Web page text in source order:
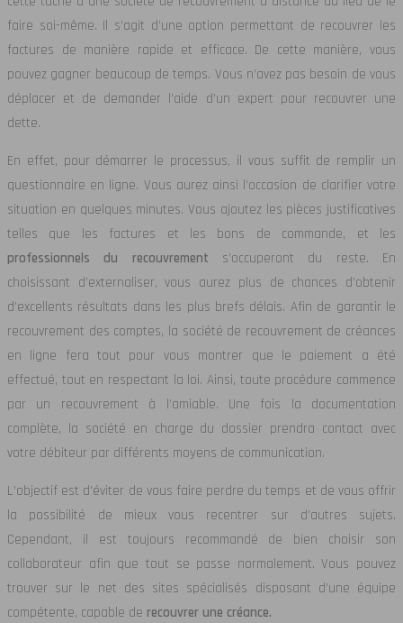
faire soi-même. Il s’agit d’une option permettant de recouvrer les
factures de manière rapide et efficace. De cette manière, vous
pouvez gagner beaucoup de temps. Vous n’avez pas besoin de vous
déplacer et de demander l’aide d’un expert pour recouvrer une
dette.
En effet, pour démarrer le processus, il vous suffit de remplir un
questionnaire en ligne. Vous aurez ainsi l’occasion de clarifier votre
situation en quelques minutes. Vous ajoutez les pièces justificatives
telles que les factures et les bons de commande, et les
professionnels du recouvrement s’occuperont du reste. En
choisissant d’externaliser, vous aurez plus de chances d’obtenir
d’excellents résultats dans les plus brefs délais. Afin de garantir le
recouvrement des comptes, la société de recouvrement de créances
en ligne fera tout pour vous montrer que le paiement a été
effectué, tout en respectant la loi. Ainsi, toute procédure commence
par un recouvrement à l’amiable. Une fois la documentation
complète, la société en charge du dossier prendra contact avec
votre débiteur par différents moyens de communication.
L’objectif est d’éviter de vous faire perdre du temps et de vous offrir
la possibilité de mieux vous recentrer sur d’autres sujets.
Cependant, il est toujours recommandé de bien choisir son
collaborateur afin que tout se passe normalement. Vous pouvez
trouver sur le net des sites spécialisés disposant d’une équipe
compétente, capable de recouvrer une créance.